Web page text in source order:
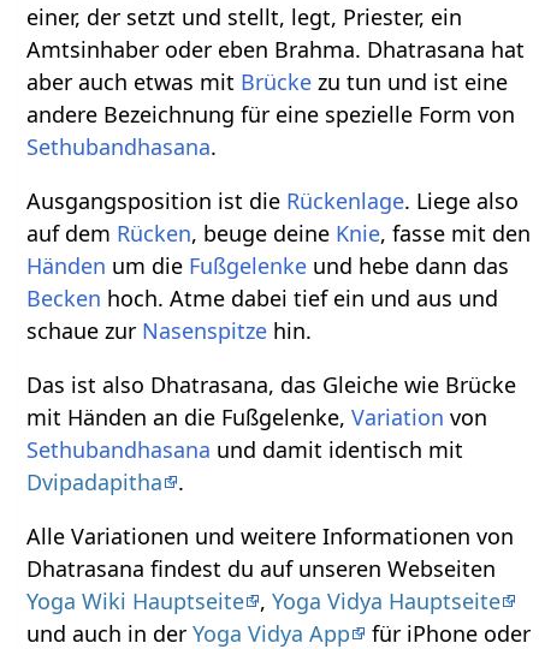
einer, der setzt und stellt, legt, Priester, ein
Amtsinhaber oder eben Brahma. Dhatrasana hat
aber auch etwas mit Brücke zu tun und ist eine
andere Bezeichnung für eine spezielle Form von
Sethubandhasana.
Ausgangsposition ist die Rückenlage. Liege also
auf dem Rücken, beuge deine Knie, fasse mit den
Händen um die Fußgelenke und hebe dann das
Becken hoch. Atme dabei tief ein und aus und
schaue zur Nasenspitze hin.
Das ist also Dhatrasana, das Gleiche wie Brücke
mit Händen an die Fußgelenke,Variation von
Sethubandhasana und damit identisch mit
Dvipadapitha
.
Alle Variationen und weitere Informationen von
Dhatrasana findest du auf unseren Webseiten
Yoga Wiki Hauptseite ,Yoga Vidya Hauptseite
und auch in derYoga Vidya App für iPhone oder